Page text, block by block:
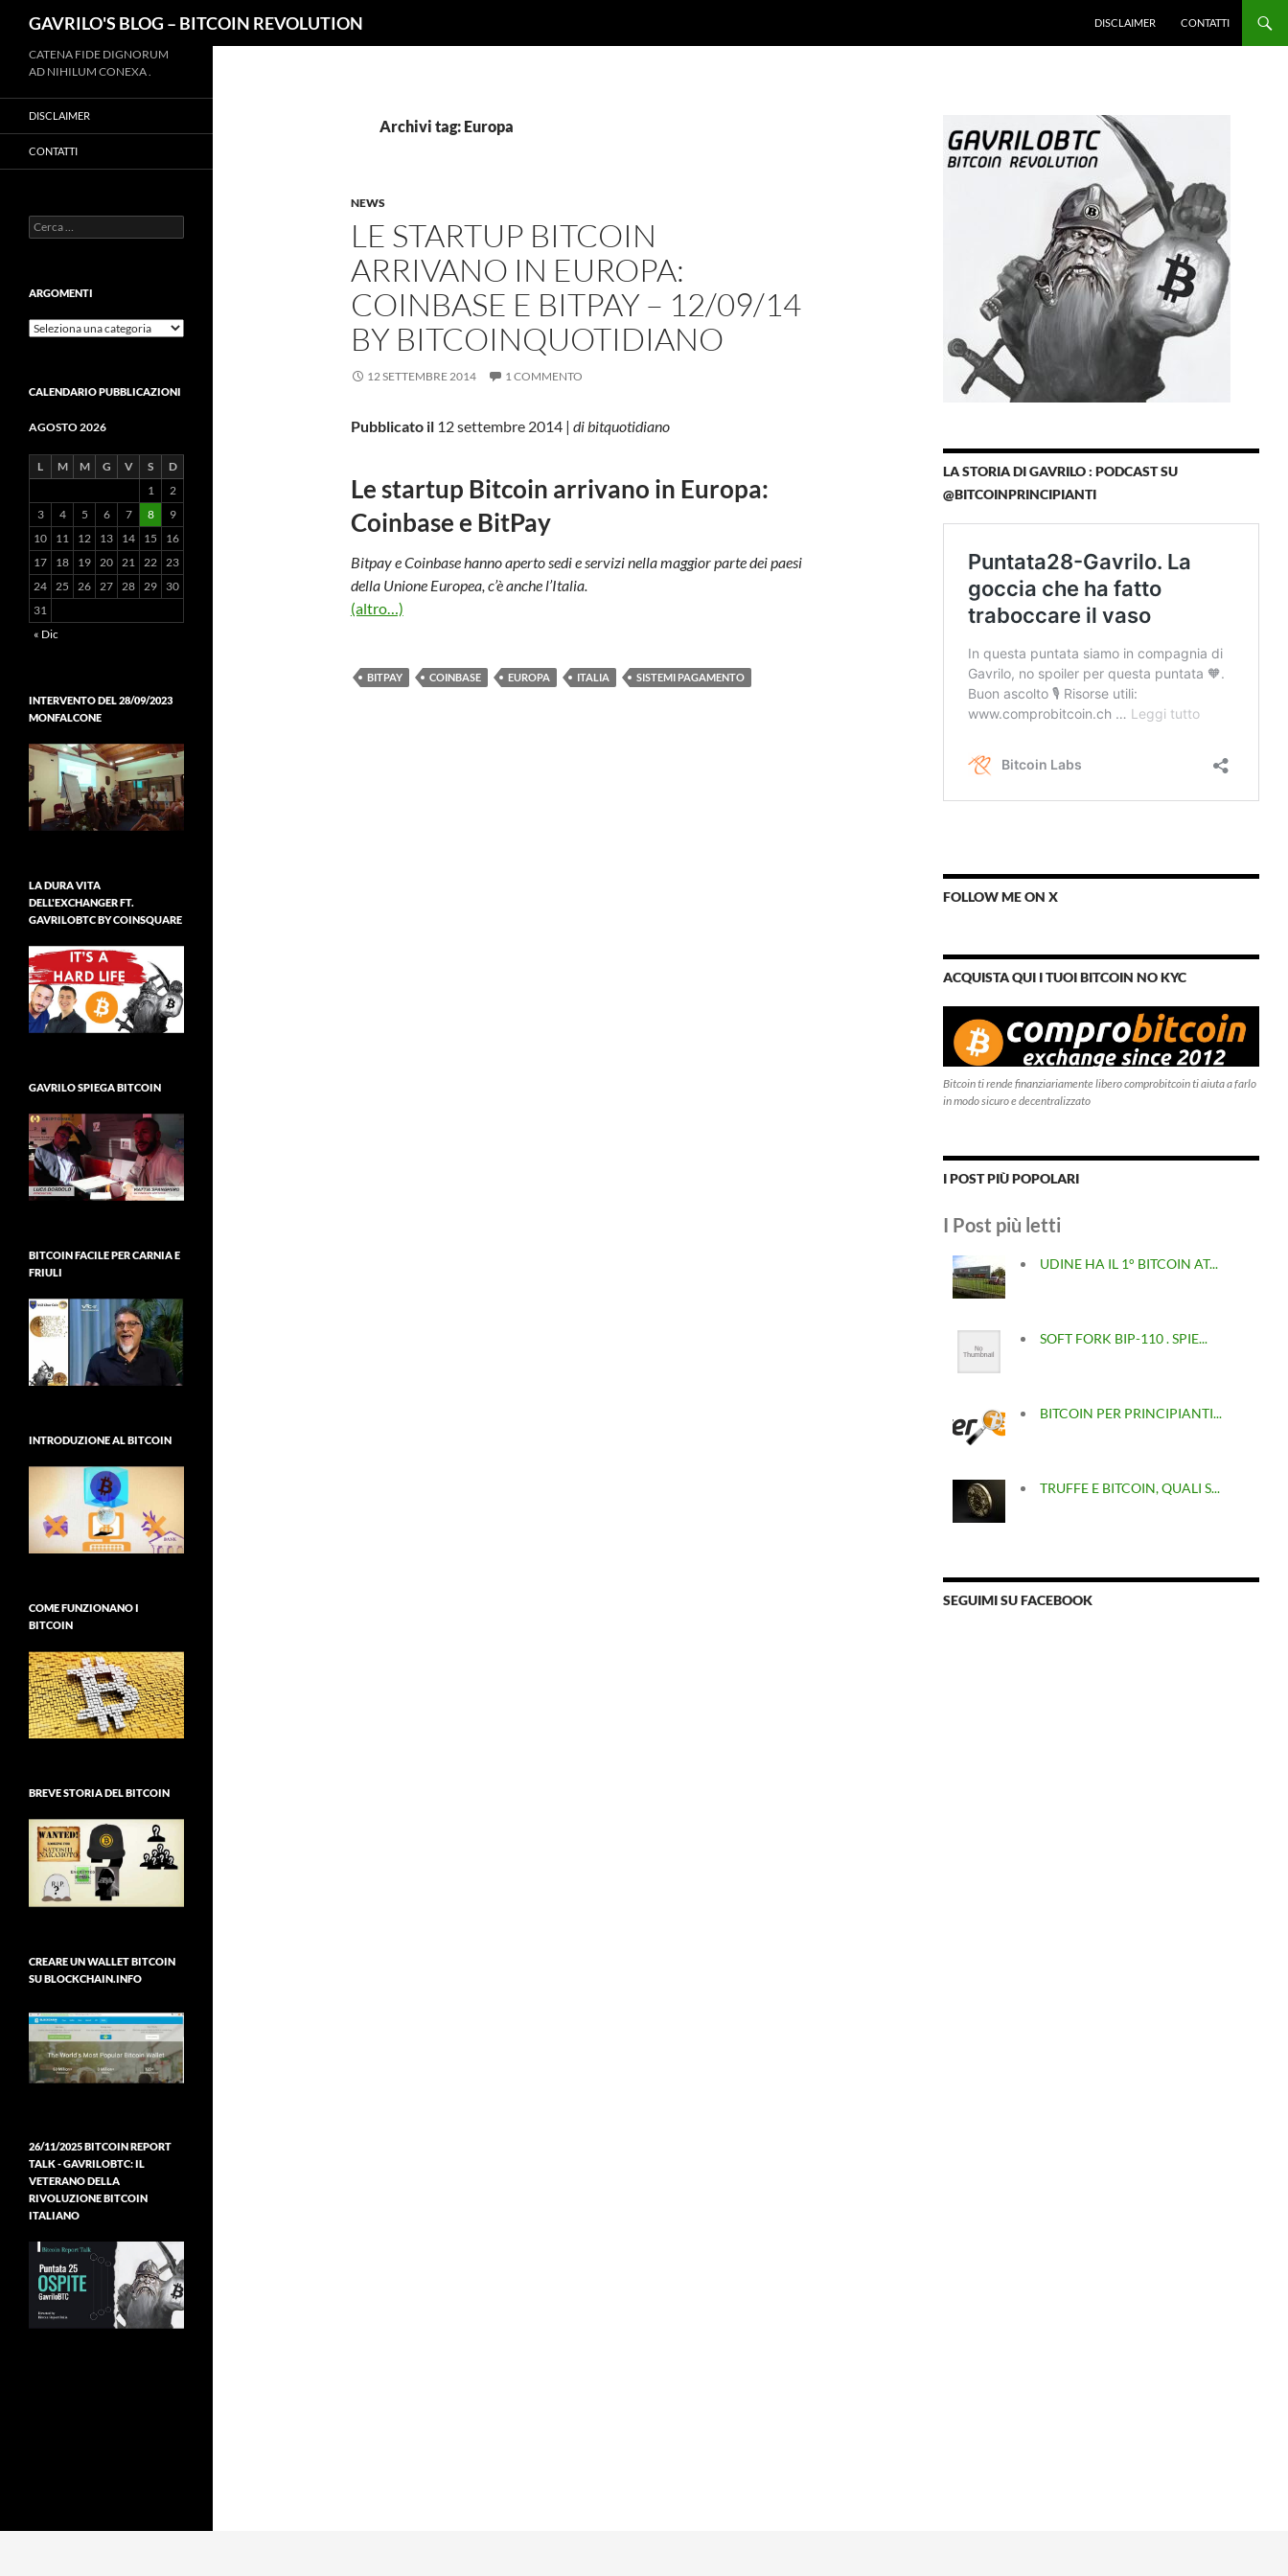
contenuto
GAVRILO'S BLOG – BITCOIN REVOLUTION DISCLAIMER CONTATTI
Archivi tag: Europa
NEWS
LE STARTUP BITCOIN
ARRIVANO IN EUROPA:
COINBASE E BITPAY – 12/09/14
BY BITCOINQUOTIDIANO
12 SETTEMBRE 2014 1 COMMENTO
Pubblicato il12 settembre 2014 | di bitquotidiano
Le startup Bitcoin arrivano in Europa:
Coinbase e BitPay
Bitpay e Coinbase hanno aperto sedi e servizi nella maggior parte dei paesi
della Unione Europea, c’è anche l’Italia.
(altro…)
BITPAY COINBASE EUROPA ITALIA SISTEMI PAGAMENTO
LA STORIA DI GAVRILO : PODCAST SU
@BITCOINPRINCIPIANTI
FOLLOW ME ON X
ACQUISTA QUI I TUOI BITCOIN NO KYC
Bitcoin ti rende finanziariamente libero comprobitcoin ti aiuta a farlo
in modo sicuro e decentralizzato
I POST PIÙ POPOLARI
I Post più letti
UDINE HA IL 1° BITCOIN AT...
SOFT FORK BIP-110 . SPIE...
BITCOIN PER PRINCIPIANTI...
TRUFFE E BITCOIN, QUALI S...
SEGUIMI SU FACEBOOK
CATENA FIDE DIGNORUM
AD NIHILUM CONEXA .
DISCLAIMER
CONTATTI
Ricerca
per:
ARGOMENTI
ARGOMENTI
CALENDARIO PUBBLICAZIONI
AGOSTO 2026
L M M G V S
D
1
2
3
4 5 6 7 8
9
10
11 12 13 14 15
16
17
18 19 20 21 22 23
24 25 26 27 28 29
30
31
« Dic
INTERVENTO DEL 28/09/2023
MONFALCONE
LA DURA VITA
DELL'EXCHANGER FT.
GAVRILOBTC BY COINSQUARE
GAVRILO SPIEGA BITCOIN
BITCOIN FACILE PER CARNIA E
FRIULI
INTRODUZIONE AL BITCOIN
COME FUNZIONANO I
BITCOIN
BREVE STORIA DEL BITCOIN
CREARE UN WALLET BITCOIN
SU BLOCKCHAIN.INFO
26/11/2025 BITCOIN REPORT
TALK - GAVRILOBTC: IL
VETERANO DELLA
RIVOLUZIONE BITCOIN
ITALIANO